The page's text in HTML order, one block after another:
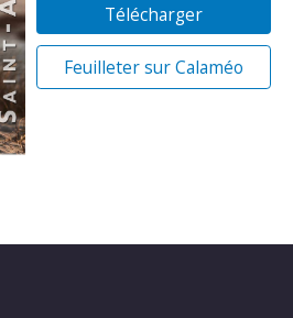
Télécharger
Feuilleter sur Calaméo